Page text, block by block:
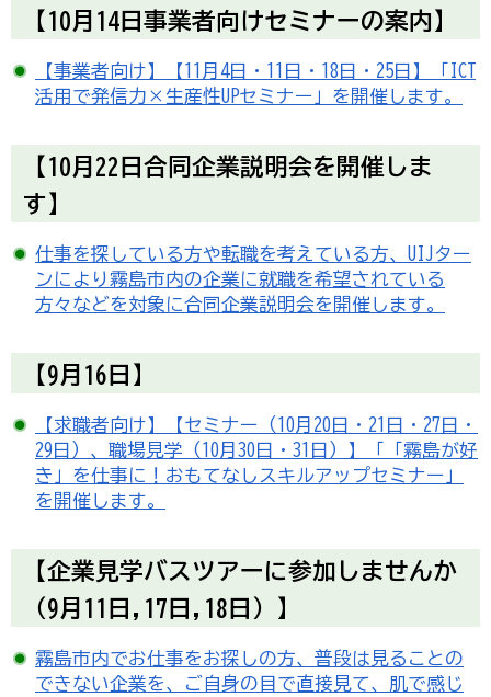
【10月14日事業者向けセミナーの案内】
【事業者向け】【11月4日・11日・18日・25日】「ICT
活用で発信力×生産性UPセミナー」を開催します。
【10月22日合同企業説明会を開催しま
す】
仕事を探している方や転職を考えている方、UIJター
ンにより霧島市内の企業に就職を希望されている
方々などを対象に合同企業説明会を開催します。
【9月16日】
【求職者向け】【セミナー（10月20日・21日・27日・
29日）、職場見学（10月30日・31日）】「「霧島が好
き」を仕事に！おもてなしスキルアップセミナー」
を開催します。
【企業見学バスツアーに参加しませんか
（9月11日,17日,18日）】
霧島市内でお仕事をお探しの方、普段は見ることの
できない企業を、ご自身の目で直接見て、肌で感じ